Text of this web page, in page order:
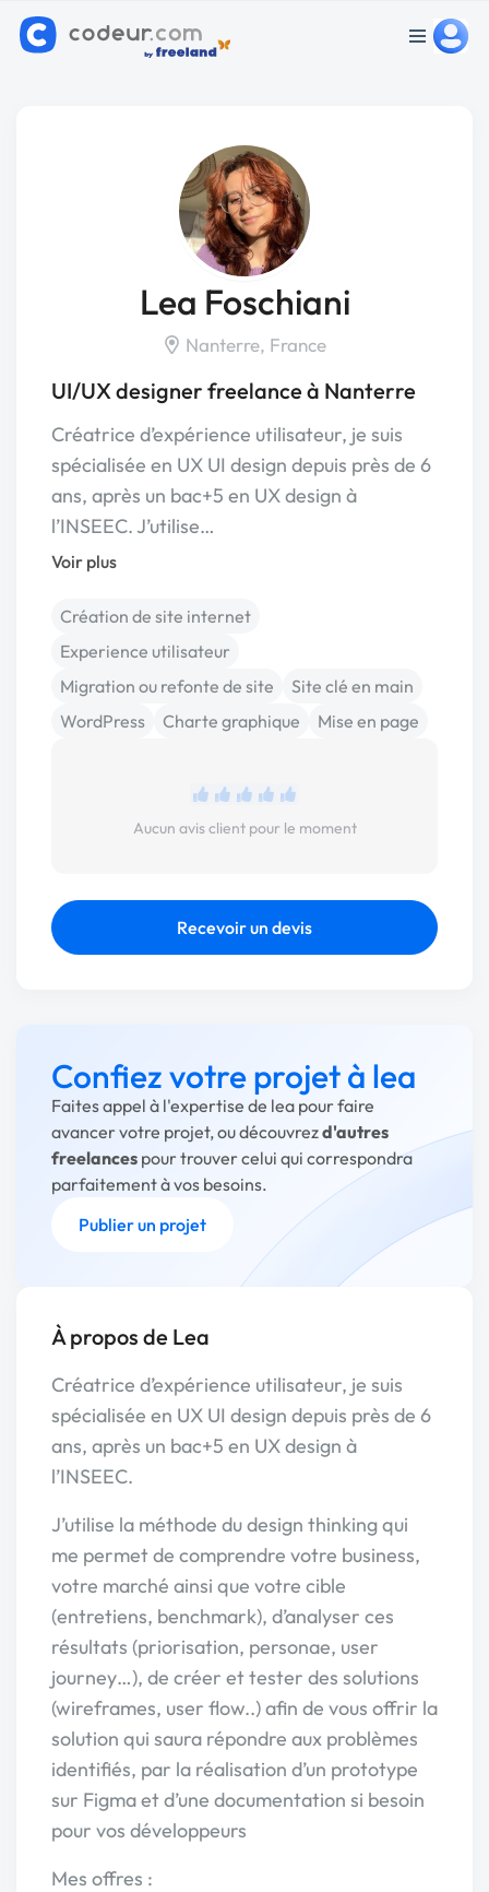
Lea Foschiani
Nanterre, France
UI/UX designer freelance à Nanterre
Créatrice d’expérience utilisateur, je suis
spécialisée en UX UI design depuis près de 6
ans, après un bac+5 en UX design à
l’INSEEC. J’utilise…
Voir plus
Création de site internet
Experience utilisateur
Migration ou refonte de site
Site clé en main
WordPress
Charte graphique Mise en page
Aucun avis client pour le moment
Recevoir un devis
Confiez votre projet à lea
Faites appel à l'expertise de lea pour faire
avancer votre projet, ou découvrezd'autres
freelances pour trouver celui qui correspondra
parfaitement à vos besoins.
Publier un projet
À propos de Lea
Créatrice d’expérience utilisateur, je suis
spécialisée en UX UI design depuis près de 6
ans, après un bac+5 en UX design à
l’INSEEC.
J’utilise la méthode du design thinking qui
me permet de comprendre votre business,
votre marché ainsi que votre cible
(entretiens, benchmark), d’analyser ces
résultats (priorisation, personae, user
journey…), de créer et tester des solutions
(wireframes, user flow..) afin de vous offrir la
solution qui saura répondre aux problèmes
identifiés, par la réalisation d’un prototype
sur Figma et d’une documentation si besoin
pour vos développeurs
Mes offres :